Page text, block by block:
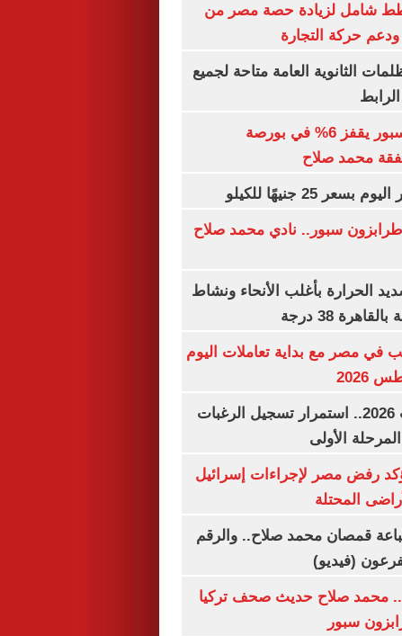
شامل لزيادة حصة مصر من
ودعم حركة التجارة
الثانوية العامة متاحة لجميع
سهم طرابزون سبور يقفز 6% في بورصة
محمد صلاح
25 جنيهًا للكيلو
سبور.. نادي محمد صلاح
الحرارة بأغلب الأنحاء ونشاط
38 درجة
في مصر مع بداية تعاملات اليوم
تنسيق الجامعات 2026.. استمرار تسجيل الرغبات
الأولى
رفض مصر لإجراءات إسرائيل
المحتلة
قمصان محمد صلاح.. والرقم
محمد صلاح حديث صحف تركيا
سبور